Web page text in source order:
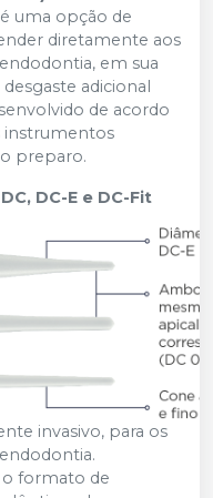
uma opção de
diretamente aos
em sua
adicional
de acordo
preparo.
DC-E e DC-Fit
invasivo, para os
formato de